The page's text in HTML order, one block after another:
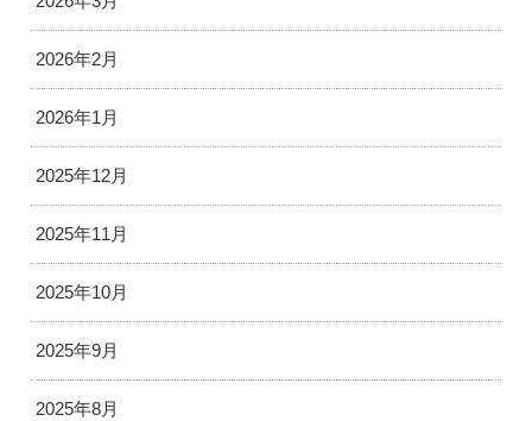
2026年2月
2026年1月
2025年12月
2025年11月
2025年10月
2025年9月
2025年8月